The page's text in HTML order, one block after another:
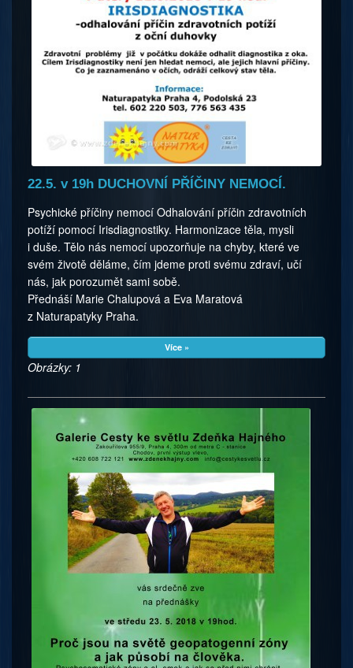
22.5. v 19h DUCHOVNÍ PŘÍČINY NEMOCÍ.
Psychické příčiny nemocí Odhalování příčin zdravotních
potíží pomocí Irisdiagnostiky. Harmonizace těla, mysli
i duše. Tělo nás nemocí upozorňuje na chyby, které ve
svém životě děláme, čím jdeme proti svému zdraví, učí
nás, jak porozumět sami sobě.
Přednáší Marie Chalupová a Eva Maratová
z Naturapatyky Pra­ha.
Více »
Obrázky: 1